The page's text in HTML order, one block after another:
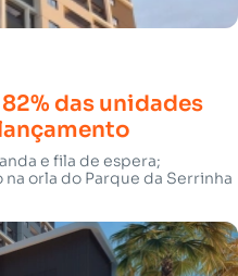
das unidades
e fila de espera;
orla do Parque da Serrinha